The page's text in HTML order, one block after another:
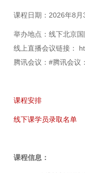
课程日期： 2026年8 月
举办地点：线下北京
线上直播会议链接：
腾讯会议：#腾讯会
课程安排
线下课学员录取名单
课程信息：